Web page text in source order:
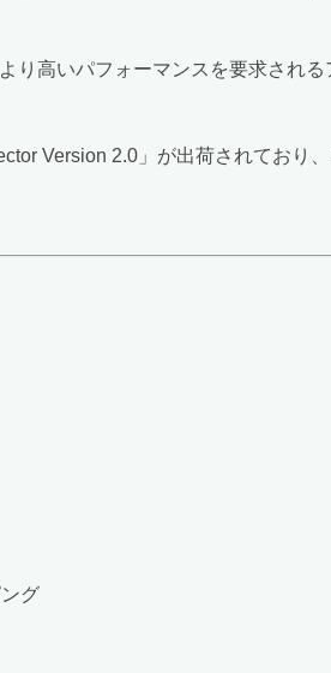
り高いパフォーマンスを要求され
Version 2.0」が出荷されており
グ